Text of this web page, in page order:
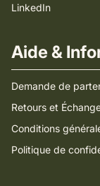
LinkedIn
Aide &
Demande de
Retours et
Conditions
Politique de